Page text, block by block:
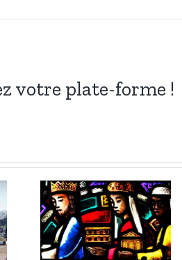
votre plate-forme !
3 janvier
2026 :
Louis-
Gabriel